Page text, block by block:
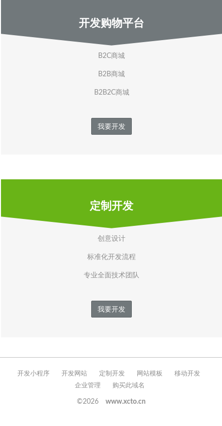
开发购物平台
B2C商城
B2B商城
B2B2C商城
我要开发
定制开发
创意设计
标准化开发流程
专业全面技术团队
我要开发
开发小程序 开发网站 定制开发 网站模板
移动开发
企业管理
购买此域名
©2026 www.xcto.cn